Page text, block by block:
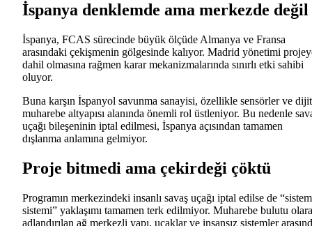
İspanya denklemde ama merkezde değil
İspanya, FCAS sürecinde büyük ölçüde Almanya ve Fransa
arasındaki çekişmenin gölgesinde kalıyor. Madrid yönetimi
dahil olmasına rağmen karar mekanizmalarında sınırlı etki sahibi
oluyor.
Buna karşın İspanyol savunma sanayisi, özellikle sensörler ve
muharebe altyapısı alanında önemli rol üstleniyor. Bu nedenle
uçağı bileşeninin iptal edilmesi, İspanya açısından tamamen
dışlanma anlamına gelmiyor.
Proje bitmedi ama çekirdeği çöktü
Programın merkezindeki insanlı savaş uçağı iptal edilse de
sistemi” yaklaşımı tamamen terk edilmiyor. Muharebe bulutu
adlandırılan ağ merkezli yapı, uçaklar ve insansız sistemler